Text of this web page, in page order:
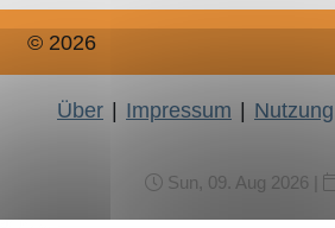
© 2026
Über Impressum Nutzung
Sun, 09. Aug 2026 |